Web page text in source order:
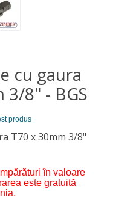
cu gaura
3/8" - BGS
produs
T70 x 30mm 3/8"
în valoare
este gratuită